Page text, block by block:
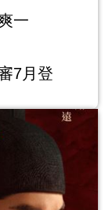
一
7月登